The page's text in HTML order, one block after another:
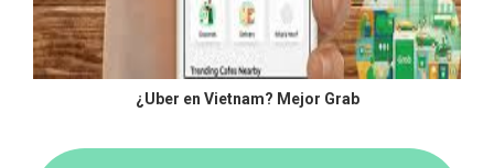
¿Uber en Vietnam? Mejor Grab